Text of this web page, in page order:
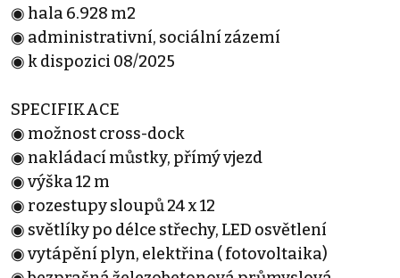
◉ hala 6.928 m2
◉ administrativní, sociální zázemí
◉ k dispozici 08/2025
SPECIFIKACE
◉ možnost cross-dock
◉ nakládací můstky, přímý vjezd
◉ výška 12 m
◉ rozestupy sloupů 24 x 12
◉ světlíky po délce střechy, LED osvětlení
◉ vytápění plyn, elektřina ( fotovoltaika)